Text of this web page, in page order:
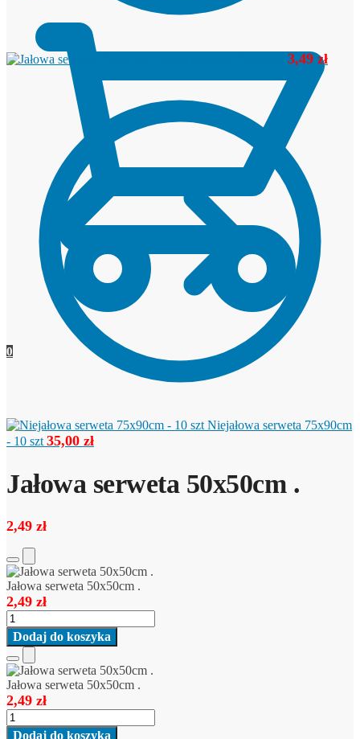
0
3,49zł
Niejałowa serweta 75x90cm
- 10 szt 35,00 zł
Jałowa serweta 50x50cm .
2,49 zł
Add
to
Cart
Jałowa serweta 50x50cm .
2,49 zł
ilość
Jałowa
serweta
50x50cm
.
Dodaj do koszyka
Add
to
Cart
Jałowa serweta 50x50cm .
2,49 zł
ilość
Jałowa
Dodaj do koszyka